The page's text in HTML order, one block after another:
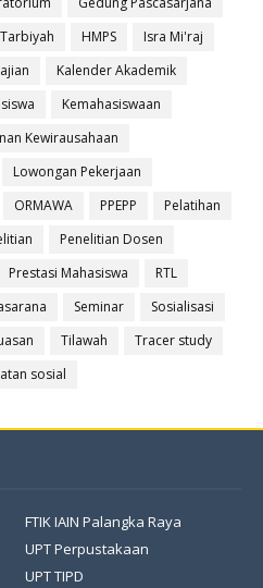
Tarbiyah HMPS
Isra Mi'raj
Kalender Akademik
Kemahasiswaan
Kewirausahaan
Lowongan Pekerjaan
ORMAWA PPEPP
Pelatihan
Penelitian Dosen
Prestasi Mahasiswa
RTL
Seminar
Sosialisasi
Tilawah
Tracer study
sosial
FTIK IAIN Palangka Raya
UPT Perpustakaan
UPT TIPD